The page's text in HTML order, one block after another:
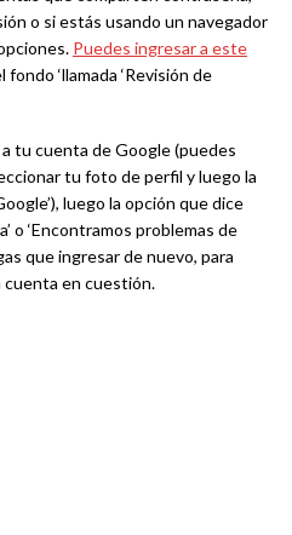
o si estás usando un navegador
Puedes ingresar a este
‘llamada ‘Revisión de
tu cuenta de Google (puedes
tu foto de perfil y luego la
luego la opción que dice
o ‘Encontramos problemas de
que ingresar de nuevo, para
cuenta en cuestión.